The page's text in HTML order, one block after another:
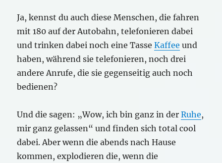
Ja, kennst du auch diese Menschen, die fahren
mit 180 auf der Autobahn, telefonieren dabei
und trinken dabei noch eine TasseKaffee und
haben, während sie telefonieren, noch drei
andere Anrufe, die sie gegenseitig auch noch
bedienen?
Und die sagen: „Wow, ich bin ganz in derRuhe,
mir ganz gelassen“ und finden sich total cool
dabei. Aber wenn die abends nach Hause
kommen, explodieren die, wenn die